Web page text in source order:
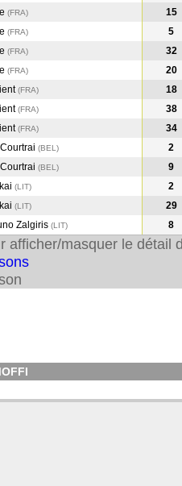
(FRA)
15
(FRA)
5
(FRA)
32
(FRA)
20
(FRA)
18
(FRA)
38
(FRA)
34
(BEL )
2
(BEL )
9
(LIT)
2
(LIT)
29
Zalgiris (LIT) 8
afficher/masquer le détail